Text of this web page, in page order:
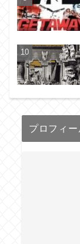
プロフィー